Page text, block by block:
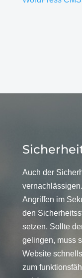
Auch der
vernachlässigen.
Angriffen im
den
setzen. Sollte
gelingen, muss
Website
zum